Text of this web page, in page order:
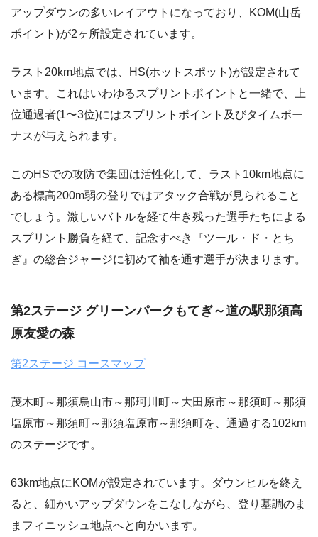
アップダウンの多いレイアウトになっており、KOM(山岳
ポイント)が2ヶ所設定されています。
ラスト20km地点では、HS(ホットスポット)が設定されて
います。これはいわゆるスプリントポイントと一緒で、上
位通過者(1〜3位)にはスプリントポイント及びタイムボー
ナスが与えられます。
このHSでの攻防で集団は活性化して、ラスト10km地点に
ある標高200m弱の登りではアタック合戦が見られること
でしょう。激しいバトルを経て生き残った選手たちによる
スプリント勝負を経て、記念すべき『ツール・ド・とち
ぎ』の総合ジャージに初めて袖を通す選手が決まります。
第2ステージ グリーンパークもてぎ～道の駅那須高
原友愛の森
第2ステージ コースマップ
茂木町～那須烏山市～那珂川町～大田原市～那須町～那須
塩原市～那須町～那須塩原市～那須町を、通過する102km
のステージです。
63km地点にKOMが設定されています。ダウンヒルを終え
ると、細かいアップダウンをこなしながら、登り基調のま
まフィニッシュ地点へと向かいます。